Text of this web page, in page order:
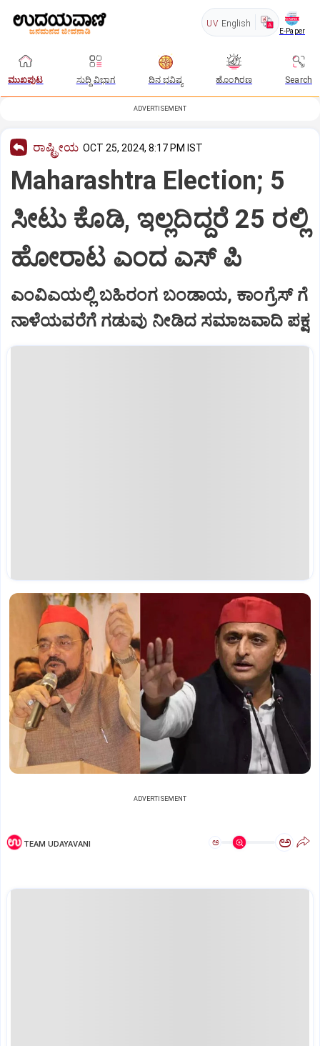
UV English
E-Paper
ಮುಖಪುಟ ಸುದ್ದಿ ವಿಭಾಗ ದಿನ ಭವಿಷ್ಯ ಹೊಂಗಿರಣ Search
ADVERTISEMENT
ರಾಷ್ಟ್ರೀಯ OCT 25, 2024, 8:17 PM IST
Maharashtra Election; 5
ಸೀಟು ಕೊಡಿ, ಇಲ್ಲದಿದ್ದರೆ 25 ರಲ್ಲಿ
ಹೋರಾಟ ಎಂದ ಎಸ್ ಪಿ
ಎಂವಿಎಯಲ್ಲಿ ಬಹಿರಂಗ ಬಂಡಾಯ, ಕಾಂಗ್ರೆಸ್ ಗೆ
ನಾಳೆಯವರೆಗೆ ಗಡುವು ನೀಡಿದ ಸಮಾಜವಾದಿ ಪಕ್ಷ
ADVERTISEMENT
TEAM UDAYAVANI ಅ ಅ